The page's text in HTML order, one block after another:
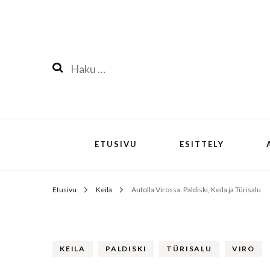
Haku:
ETUSIVU ESITTELY
Etusivu Keila Autolla Virossa: Paldiski, Keila ja Türisalu
KEILA PALDISKI TÜRISALU VIRO